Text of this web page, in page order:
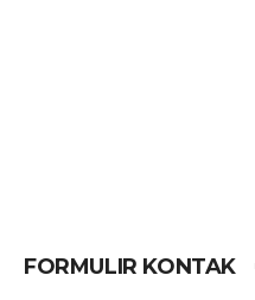
FORMULIR KONTAK